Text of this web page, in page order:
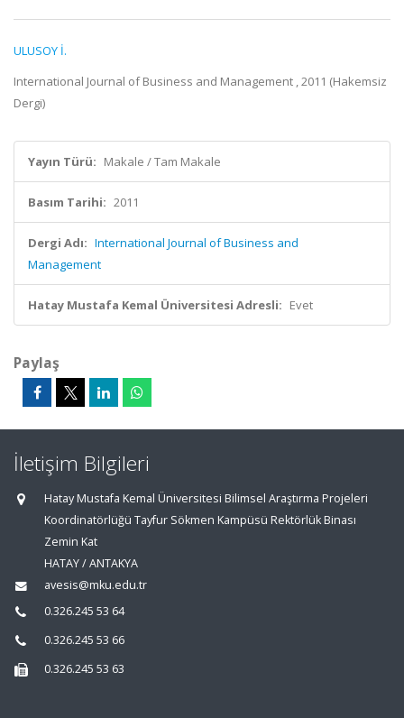
ULUSOY İ.
International Journal of Business and Management , 2011 (Hakemsiz
Dergi)
Yayın Türü: Makale / Tam Makale
Basım Tarihi: 2011
Dergi Adı: International Journal of Business and
Management
Hatay Mustafa Kemal Üniversitesi Adresli: Evet
Paylaş
İletişim Bilgileri
Hatay Mustafa Kemal Üniversitesi Bilimsel Araştırma Projeleri
Koordinatörlüğü Tayfur Sökmen Kampüsü Rektörlük Binası
Zemin Kat
HATAY / ANTAKYA
avesis@mku.edu.tr
0.326.245 53 64
0.326.245 53 66
0.326.245 53 63